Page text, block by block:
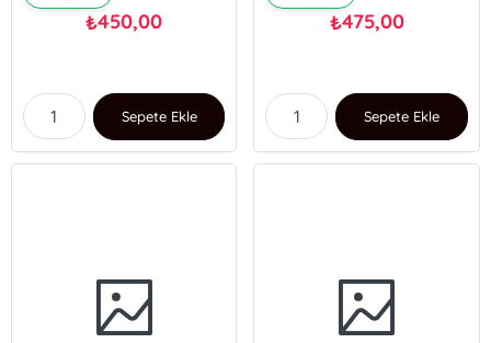
₺450,00
Sepete Ekle
₺475,00
Sepete Ekle